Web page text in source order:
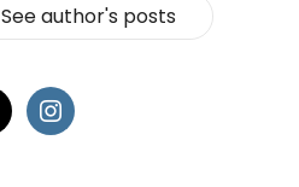
See author's posts